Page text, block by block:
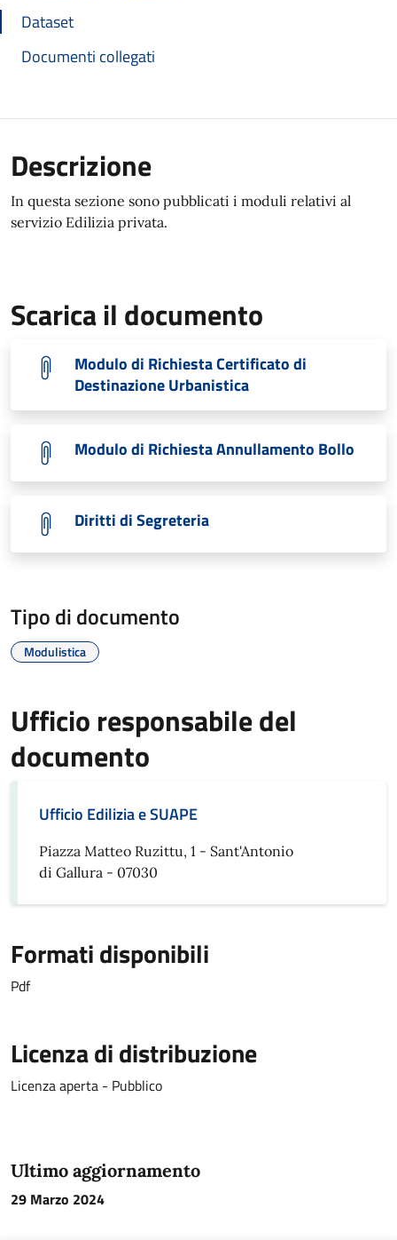
Dataset
Documenti collegati
Descrizione
In questa sezione sono pubblicati i moduli relativi al
servizio Edilizia privata.
Scarica il documento
Modulo di Richiesta Certificato di
Destinazione Urbanistica
Modulo di Richiesta Annullamento Bollo
Diritti di Segreteria
Tipo di documento
Modulistica
Ufficio responsabile del
documento
Ufficio Edilizia e SUAPE
Piazza Matteo Ruzittu, 1 - Sant'Antonio
di Gallura - 07030
Formati disponibili
Pdf
Licenza di distribuzione
Licenza aperta - Pubblico
Ultimo aggiornamento
29 Marzo 2024